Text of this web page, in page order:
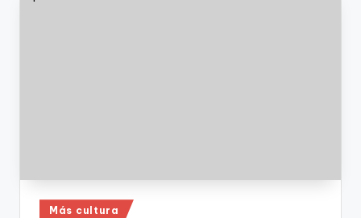
Publicado
Más cultura